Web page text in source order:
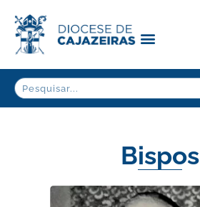
Bispos